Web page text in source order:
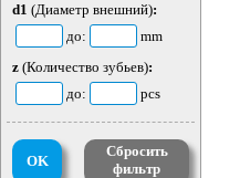
d1 (Диаметр внешний):
до:
mm
z (Количество зубьев):
до:
pcs
OK
Сбросить
фильтр